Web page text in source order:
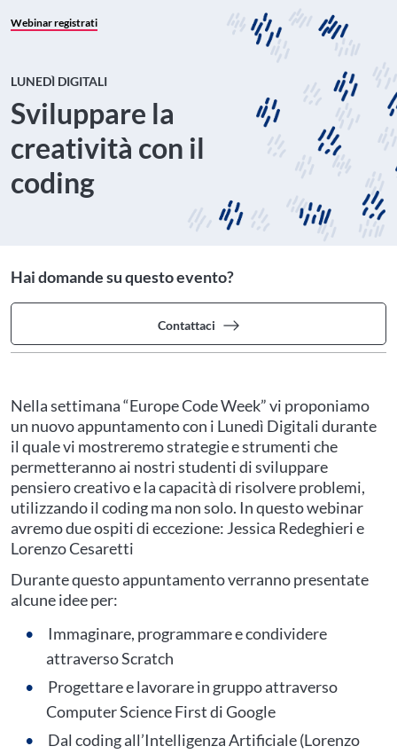
Webinar registrati
LUNEDÌ DIGITALI
Sviluppare la
creatività con il
coding
Hai domande su questo evento?
Contattaci
Nella settimana “Europe Code Week” vi proponiamo
un nuovo appuntamento con i Lunedì Digitali durante
il quale vi mostreremo strategie e strumenti che
permetteranno ai nostri studenti di sviluppare
pensiero creativo e la capacità di risolvere problemi,
utilizzando il coding ma non solo. In questo webinar
avremo due ospiti di eccezione: Jessica Redeghieri e
Lorenzo Cesaretti
Durante questo appuntamento verranno presentate
alcune idee per:
Immaginare, programmare e condividere
attraverso Scratch
Progettare e lavorare in gruppo attraverso
Computer Science First di Google
Dal coding all’Intelligenza Artificiale (Lorenzo